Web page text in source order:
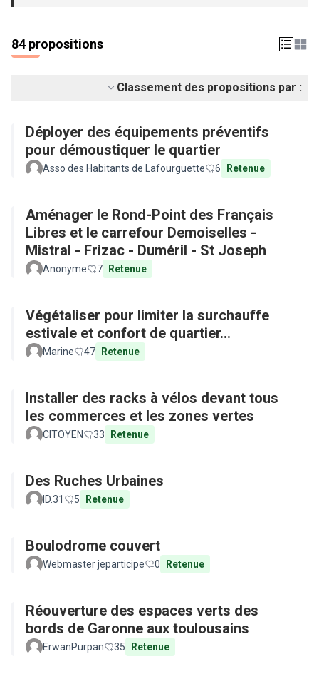
84 propositions
Classement des propositions par :
Déployer des équipements préventifs
pour démoustiquer le quartier
Asso des Habitants de Lafourguette 6 Retenue
Aménager le Rond-Point des Français
Libres et le carrefour Demoiselles -
Mistral - Frizac - Duméril - St Joseph
Anonyme 7 Retenue
Végétaliser pour limiter la surchauffe
estivale et confort de quartier...
Marine 47 Retenue
Installer des racks à vélos devant tous
les commerces et les zones vertes
CITOYEN 33 Retenue
Des Ruches Urbaines
ID.31 5 Retenue
Boulodrome couvert
Webmaster jeparticipe 0 Retenue
Réouverture des espaces verts des
bords de Garonne aux toulousains
ErwanPurpan 35 Retenue